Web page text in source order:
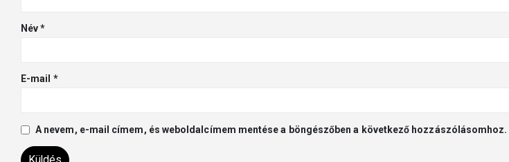
Név*
E-mail *
A nevem, e-mail címem, és weboldalcímem mentése a böngészőben a következő hozzászólásomhoz.